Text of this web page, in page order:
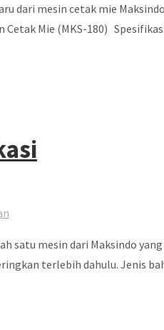
dari mesin cetak mie
Mie (MKS-180)
satu mesin dari Maksindo
terlebih dahulu. Jenis